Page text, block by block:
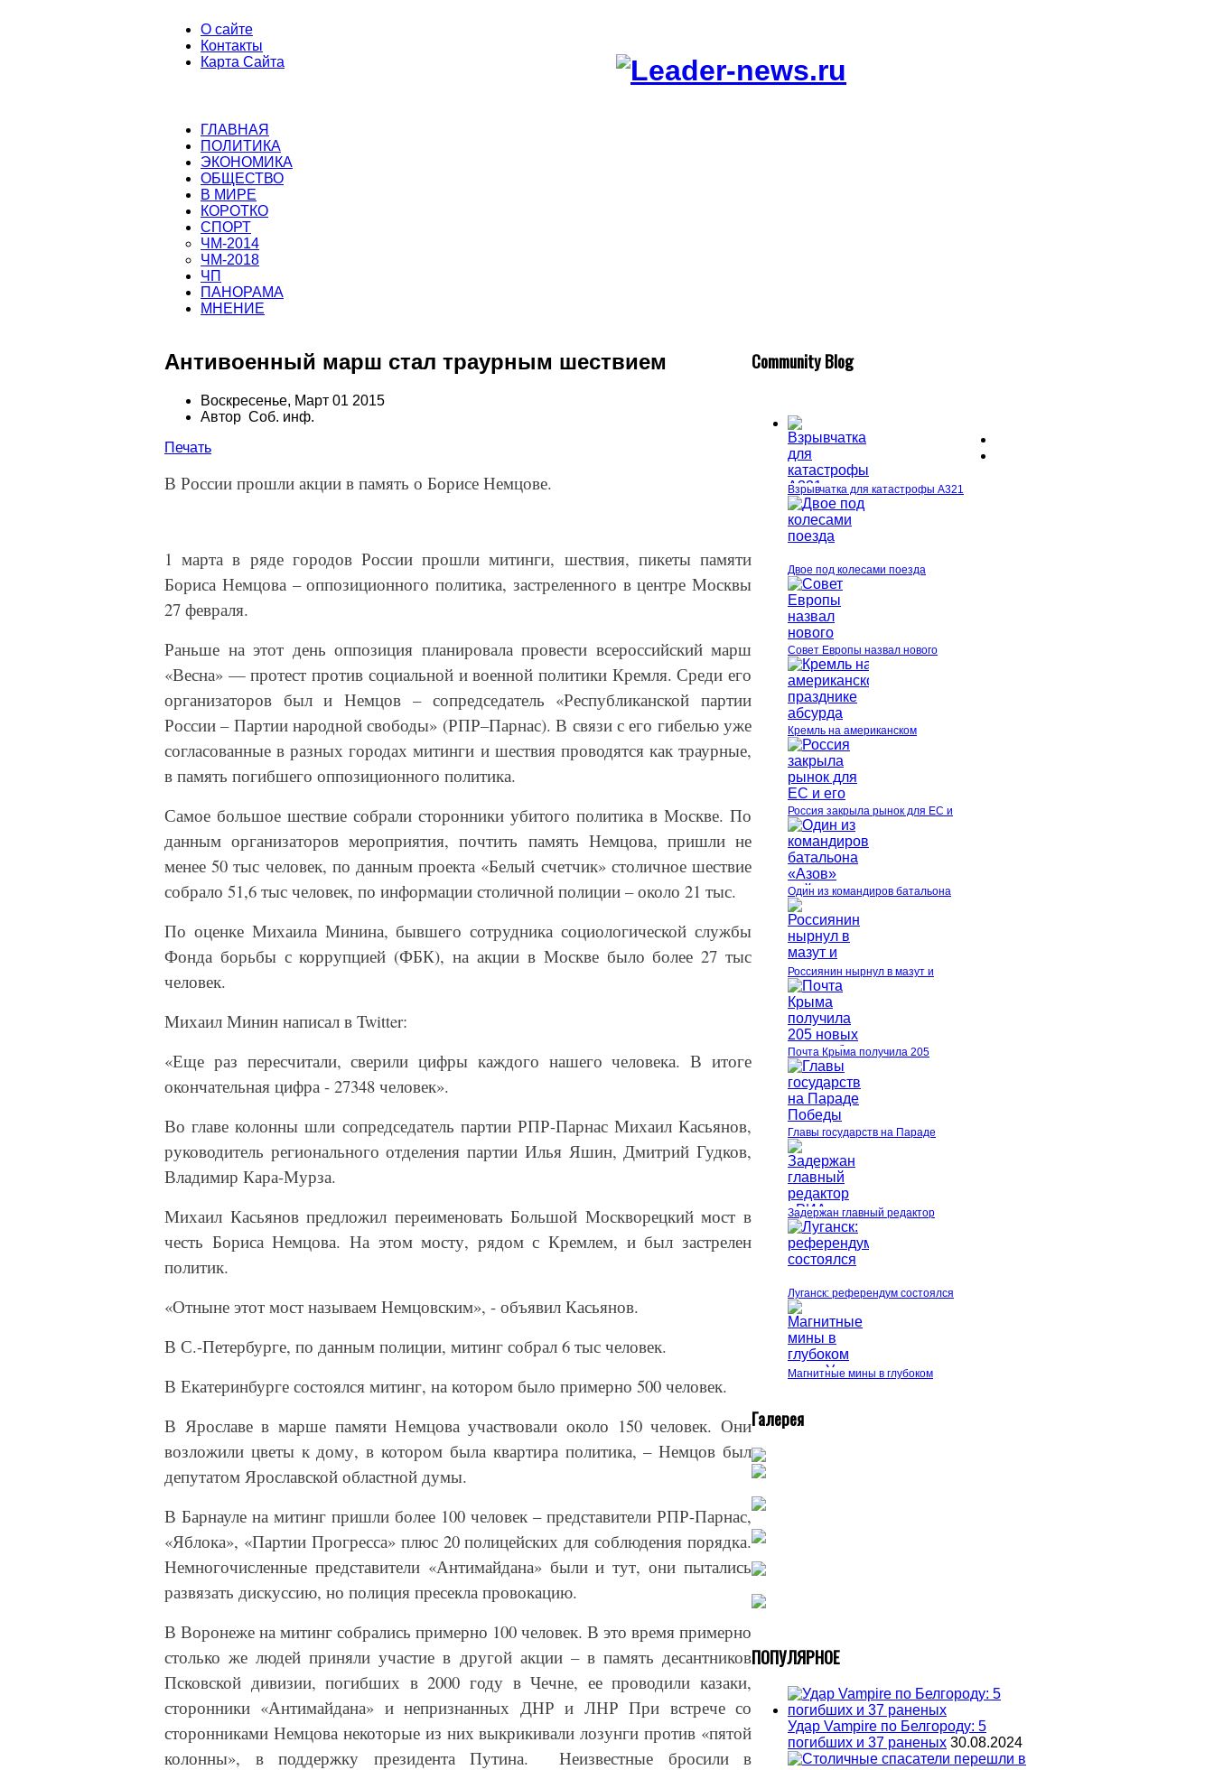
О сайте
Контакты
Карта Сайта
ГЛАВНАЯ
ПОЛИТИКА
ЭКОНОМИКА
ОБЩЕСТВО
В МИРЕ
КОРОТКО
СПОРТ
ЧМ-2014
ЧМ-2018
ЧП
ПАНОРАМА
МНЕНИЕ
Антивоенный марш стал траурным шествием
Воскресенье, Март 01 2015
Автор Соб. инф.
Печать
В России прошли акции в память о Борисе Немцове.
1 марта в ряде городов России прошли митинги, шествия, пикеты памяти
Бориса Немцова – оппозиционного политика, застреленного в центре Москвы
27 февраля.
Раньше на этот день оппозиция планировала провести всероссийский марш
«Весна» — протест против социальной и военной политики Кремля. Среди его
организаторов был и Немцов – сопредседатель «Республиканской партии
России – Партии народной свободы» (РПР–Парнас). В связи с его гибелью уже
согласованные в разных городах митинги и шествия проводятся как траурные,
в память погибшего оппозиционного политика.
Самое большое шествие собрали сторонники убитого политика в Москве. По
данным организаторов мероприятия, почтить память Немцова, пришли не
менее 50 тыс человек, по данным проекта «Белый счетчик» столичное шествие
собрало 51,6 тыс человек, по информации столичной полиции – около 21 тыс.
По оценке Михаила Минина, бывшего сотрудника социологической службы
Фонда борьбы с коррупцией (ФБК), на акции в Москве было более 27 тыс
человек.
Михаил Минин написал в Twitter:
«Еще раз пересчитали, сверили цифры каждого нашего человека. В итоге
окончательная цифра - 27348 человек».
Во главе колонны шли сопредседатель партии РПР-Парнас Михаил Касьянов,
руководитель регионального отделения партии Илья Яшин, Дмитрий Гудков,
Владимир Кара-Мурза.
Михаил Касьянов предложил переименовать Большой Москворецкий мост в
честь Бориса Немцова. На этом мосту, рядом с Кремлем, и был застрелен
политик.
«Отныне этот мост называем Немцовским», - объявил Касьянов.
В С.-Петербурге, по данным полиции, митинг собрал 6 тыс человек.
В Екатеринбурге состоялся митинг, на котором было примерно 500 человек.
В Ярославе в марше памяти Немцова участвовали около 150 человек. Они
возложили цветы к дому, в котором была квартира политика, – Немцов был
депутатом Ярославской областной думы.
В Барнауле на митинг пришли более 100 человек – представители РПР-Парнас,
«Яблока», «Партии Прогресса» плюс 20 полицейских для соблюдения порядка.
Немногочисленные представители «Антимайдана» были и тут, они пытались
развязать дискуссию, но полиция пресекла провокацию.
В Воронеже на митинг собрались примерно 100 человек. В это время примерно
столько же людей приняли участие в другой акции – в память десантников
Псковской дивизии, погибших в 2000 году в Чечне, ее проводили казаки,
сторонники «Антимайдана» и непризнанных ДНР и ЛНР При встрече со
сторонниками Немцова некоторые из них выкрикивали лозунги против «пятой
колонны», в поддержку президента Путина.
Неизвестные бросили в
Community Blog
Взрывчатка для катастрофы A321
Двое под колесами поезда
Совет Европы назвал нового
Кремль на американском
Россия закрыла рынок для ЕС и
Один из командиров батальона
Россиянин нырнул в мазут и
Почта Крыма получила 205
Главы государств на Параде
Задержан главный редактор
Луганск: референдум состоялся
Магнитные мины в глубоком
Галерея
ПОПУЛЯРНОЕ
Удар Vampire по Белгороду: 5
погибших и 37 раненых 30.08.2024